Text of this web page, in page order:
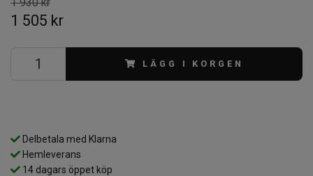
1 505 kr
LÄGG I KORGEN
Delbetala med Klarna
Hemleverans
14 dagars öppet köp